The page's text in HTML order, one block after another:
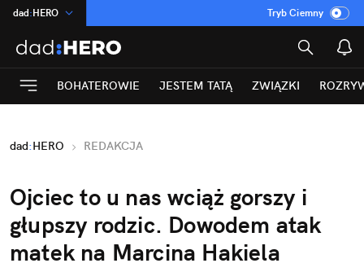
dad:HERO
:Temat
INN:Poland
ASZ:dziennik
Rozrywka
Tryb Ciemny
BOHATEROWIE JESTEM TATĄ ZWIĄZKI
dad:HERO REDAKCJA
Ojciec to u nas wciąż gorszy i
głupszy rodzic. Dowodem atak
matek na Marcina Hakiela